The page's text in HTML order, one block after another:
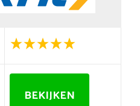
BEKIJKEN